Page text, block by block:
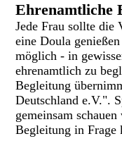
Ehrenamtliche
Jede Frau sollte die
eine Doula
möglich - in
ehrenamtlich zu
Begleitung
Deutschland e.V.".
gemeinsam
Begleitung in Frage